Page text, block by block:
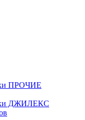
ПРОЧИЕ
ДЖИЛЕКС